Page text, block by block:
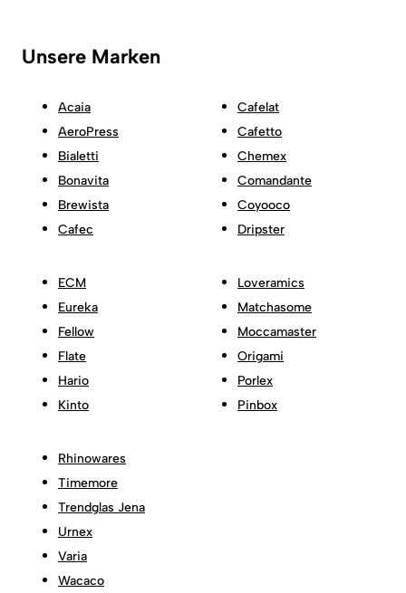
Unsere Marken
Acaia
AeroPress
Bialetti
Bonavita
Brewista
Cafec
Cafelat
Cafetto
Chemex
Comandante
Coyooco
Dripster
ECM
Eureka
Fellow
Flate
Hario
Kinto
Loveramics
Matchasome
Moccamaster
Origami
Porlex
Pinbox
Rhinowares
Timemore
Trendglas Jena
Urnex
Varia
Wacaco